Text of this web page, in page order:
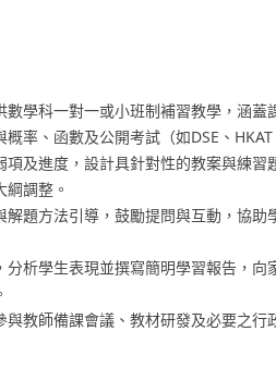
數學科一對一或小班制補習教學，涵蓋
率、函數及公開考試（如DSE、
及進度，設計具針對性的教案與練習
調整。
解題方法引導，鼓勵提問與互動，協助
分析學生表現並撰寫簡明學習報告，向
教師備課會議、教材研發及必要之行